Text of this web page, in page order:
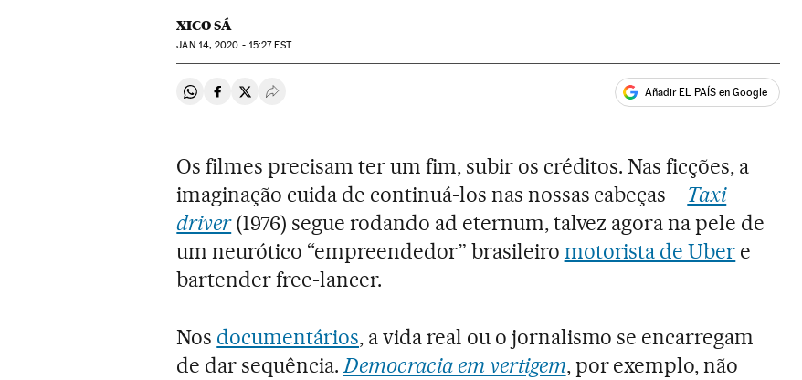
XICO SÁ
JAN 14, 2020 - 15:27EST
Compartir en Whatsapp
Compartir en Facebook
Compartir en Twitter
Desplegar Redes Sociales Añadir EL PAÍS en Google
Os filmes precisam ter um fim, subir os créditos. Nas ficções, a
imaginação cuida de continuá-los nas nossas cabeças – Taxi
driver(1976) segue rodando ad eternum, talvez agora na pele de
um neurótico “empreendedor” brasileiro motorista de Uber e
bartender free-lancer.
Nos documentários, a vida real ou o jornalismo se encarregam
de dar sequência.Democracia em vertigem, por exemplo, não